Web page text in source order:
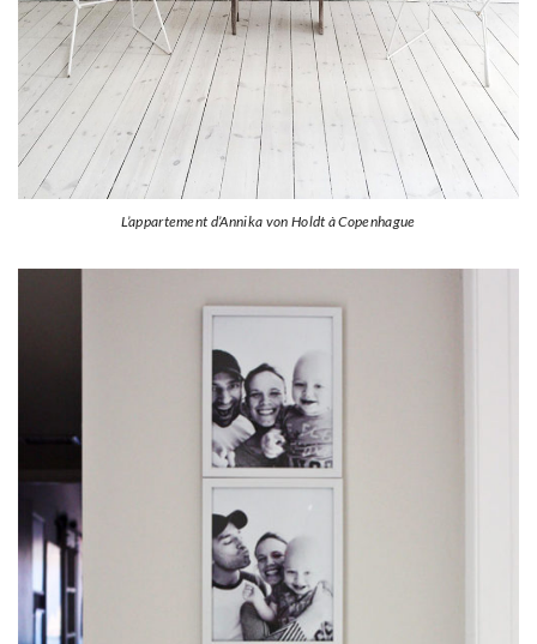
L’appartement d’Annika von Holdt à Copenhague